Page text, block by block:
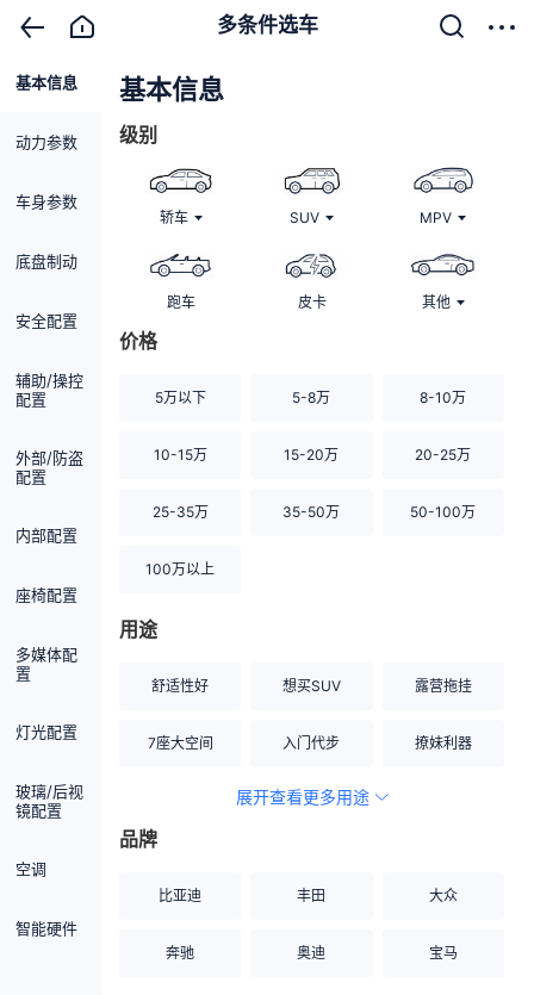
多条件选车
基本信息
动力参数
车身参数
底盘制动
安全配置
辅助/操控
配置
外部/防盗
配置
内部配置
座椅配置
多媒体配
置
灯光配置
玻璃/后视
镜配置
空调
智能硬件
基本信息
级别
轿车 SUV MPV
跑车 皮卡 其他
价格
5万以下 5-8万 8-10万
10-15万 15-20万 20-25万
25-35万 35-50万 50-100万
100万以上
用途
舒适性好 想买SUV 露营拖挂
7座大空间 入门代步 撩妹利器
空间宽敞
展开查看更多用途
品牌
比亚迪 丰田 大众
奔驰 奥迪 宝马